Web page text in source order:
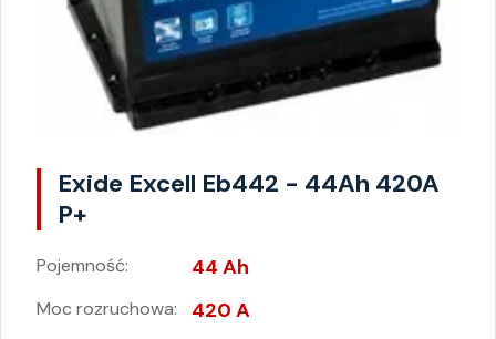
Exide Excell Eb442 - 44Ah 420A
P+
Pojemność: 44 Ah
Moc rozruchowa: 420 A